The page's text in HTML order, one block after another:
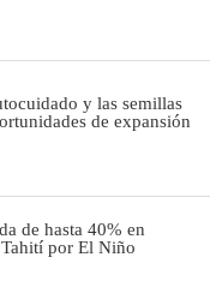
y las semillas
de expansión
de hasta 40% en
por El Niño